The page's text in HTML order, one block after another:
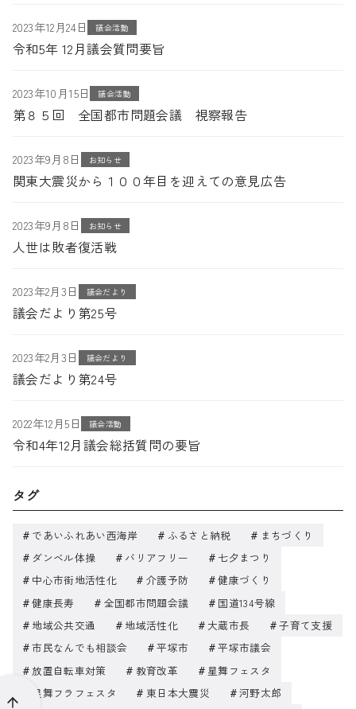
2023年12月24日 議会活動
令和5年 12月議会質問要旨
2023年10月15日 議会活動
第８５回 全国都市問題会議 視察報告
2023年9月8日 お知らせ
関東大震災から１００年目を迎えての意見広告
2023年9月8日 お知らせ
人世は敗者復活戦
2023年2月3日 議会だより
議会だより第25号
2023年2月3日 議会だより
議会だより第24号
2022年12月5日 議会活動
令和4年12月議会総括質問の要旨
タグ
であいふれあい西海岸 ふるさと納税
まちづくり
ダンベル体操
バリアフリー
七夕まつり
中心市街地活性化
介護予防
健康づくり
健康長寿
全国都市問題会議
国道134号線
地域公共交通
地域活性化 大蔵市長
子育て支援
市民なんでも相談会
平塚市
平塚市議会
放置自転車対策
教育改革
星舞フェスタ
星舞フラフェスタ
東日本大震災
河野太郎